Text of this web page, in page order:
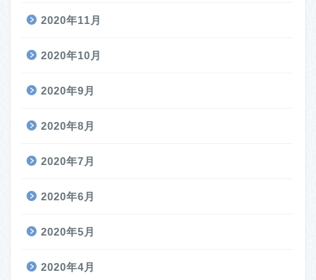
2020年11月
2020年10月
2020年9月
2020年8月
2020年7月
2020年6月
2020年5月
2020年4月